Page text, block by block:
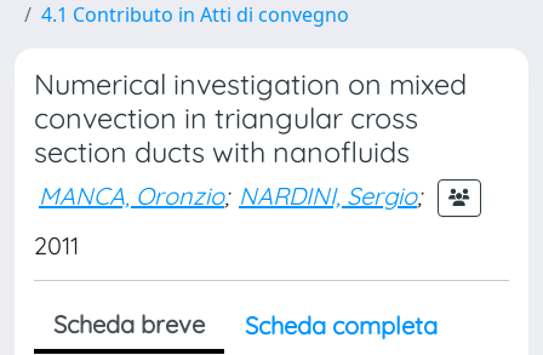
4.1 Contributo in Atti di convegno
Numerical investigation on mixed
convection in triangular cross
section ducts with nanofluids
MANCA, Oronzio; NARDINI, Sergio;
2011
Scheda breve
Scheda completa